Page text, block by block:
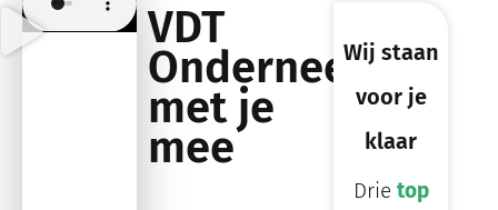
VDT
Onderneemt
met je
mee
Wij staan
voor je
klaar
Drie top